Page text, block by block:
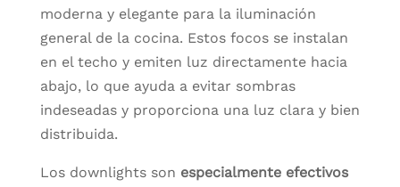
moderna y elegante para la iluminación
general de la cocina. Estos focos se instalan
en el techo y emiten luz directamente hacia
abajo, lo que ayuda a evitar sombras
indeseadas y proporciona una luz clara y bien
distribuida.
Los downlights son especialmente efectivos